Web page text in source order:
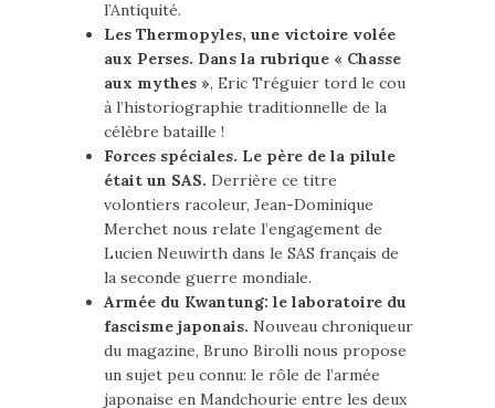
l’Antiquité.
Les Thermopyles, une victoire volée
aux Perses. Dans la rubrique « Chasse
aux mythes », Eric Tréguier tord le cou
à l’historiographie traditionnelle de la
célèbre bataille !
Forces spéciales. Le père de la pilule
était un SAS. Derrière ce titre
volontiers racoleur, Jean-Dominique
Merchet nous relate l’engagement de
Lucien Neuwirth dans le SAS français de
la seconde guerre mondiale.
Armée du Kwantung: le laboratoire du
fascisme japonais. Nouveau chroniqueur
du magazine, Bruno Birolli nous propose
un sujet peu connu: le rôle de l’armée
japonaise en Mandchourie entre les deux